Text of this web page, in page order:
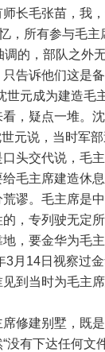
长毛张苗，我
，所有参与毛
调的，部队之外
告诉他们这是
世元成为建造毛
，疑点一堆。
元说，当时军
头交代说，毛
毛主席建造休
谬。毛主席是
，专列驶无定
，要金华为毛
3月14日视察过
到当时为毛主
建别墅，既是
没有下达任何文